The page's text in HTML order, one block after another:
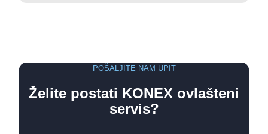
POŠALJITE NAM UPIT
Želite postati KONEX ovlašteni
servis?